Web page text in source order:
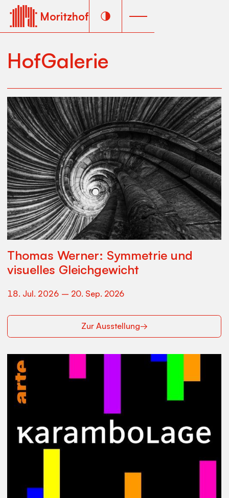
Moritzhof
HofGalerie
Thomas Werner: Symmetrie und
visuelles Gleichgewicht
18. Jul. 2026 – 20. Sep. 2026
Zur Ausstellung→